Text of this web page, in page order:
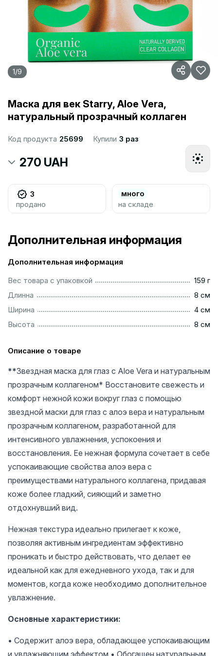
1/9
Маска для век Starry, Aloe Vera,
натуральный прозрачный коллаген
Код продукта 25699 Купили 3 раз
270 UAH
3
продано
много
на складе
Дополнительная информация
Дополнительная информация
Вес товара с упаковкой
159 г
Длинна
8 см
Ширина
4 см
Высота
8 см
Описание о товаре
**Звездная маска для глаз с Aloe Vera и натуральным
прозрачным коллагеном* Восстановите свежесть и
комфорт нежной кожи вокруг глаз с помощью
звездной маски для глаз с алоэ вера и натуральным
прозрачным коллагеном, разработанной для
интенсивного увлажнения, успокоения и
восстановления. Ее нежная формула сочетает в себе
успокаивающие свойства алоэ вера с
преимуществами натурального коллагена, придавая
коже более гладкий, сияющий и заметно
отдохнувший вид.
Нежная текстура идеально прилегает к коже,
позволяя активным ингредиентам эффективно
проникать и быстро действовать, что делает ее
идеальной как для ежедневного ухода, так и для
моментов, когда коже необходимо дополнительное
увлажнение.
Основные характеристики:
• Содержит алоэ вера, обладающее успокаивающим
и увлажняющим эффектом • Обогащен натуральным